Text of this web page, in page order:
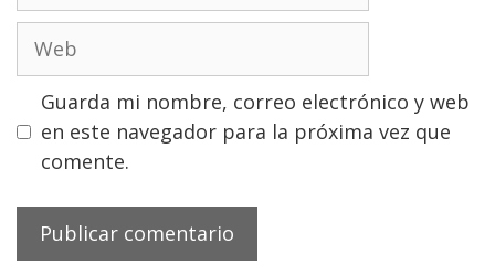
Guarda mi nombre, correo electrónico y web
en este navegador para la próxima vez que
comente.